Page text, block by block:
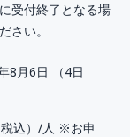
受付終了となる場
さい。
8月6日 （4日
税込）/人 ※お申